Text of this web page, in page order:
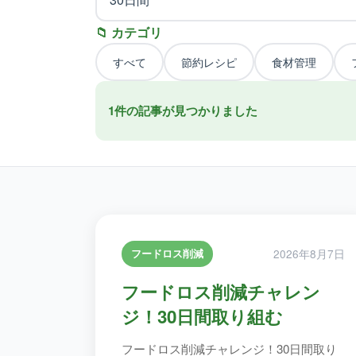
📁 カテゴリ
すべて 節約レシピ 食材管理
1件の記事が見つかりました
フードロス削減 2026年8月7日
フードロス削減チャレン
ジ！30日間取り組む
フードロス削減チャレンジ！30日間取り